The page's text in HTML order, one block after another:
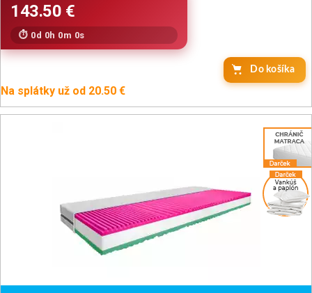
0d 0h 0m 0s
Do košíka
Na splátky už od 20.50 €